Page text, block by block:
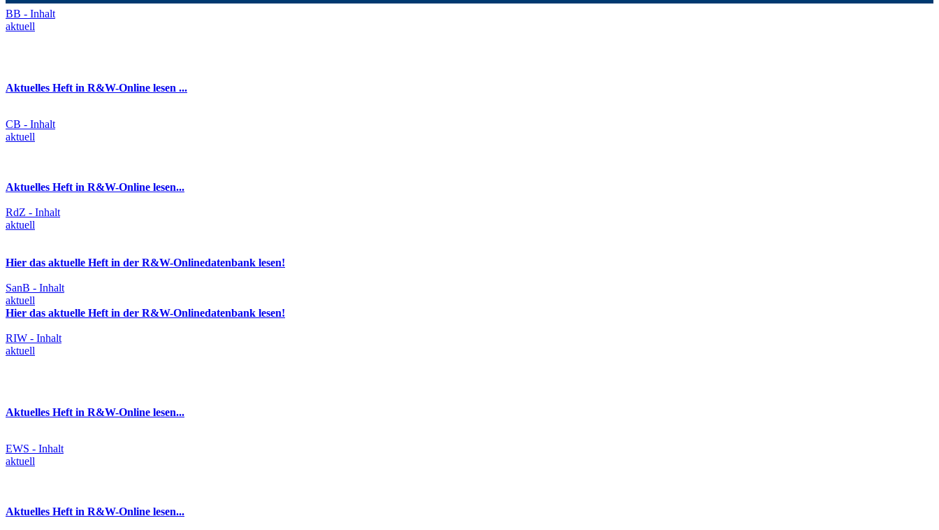
BB - Inhalt
aktuell
Aktuelles Heft in R&W-Online lesen ...
CB - Inhalt
aktuell
Aktuelles Heft in R&W-Online lesen...
RdZ - Inhalt
aktuell
Hier das aktuelle Heft in der R&W-Onlinedatenbank lesen!
SanB - Inhalt
aktuell
Hier das aktuelle Heft in der R&W-Onlinedatenbank lesen!
RIW - Inhalt
aktuell
Aktuelles Heft in R&W-Online lesen...
EWS - Inhalt
aktuell
Aktuelles Heft in R&W-Online lesen...